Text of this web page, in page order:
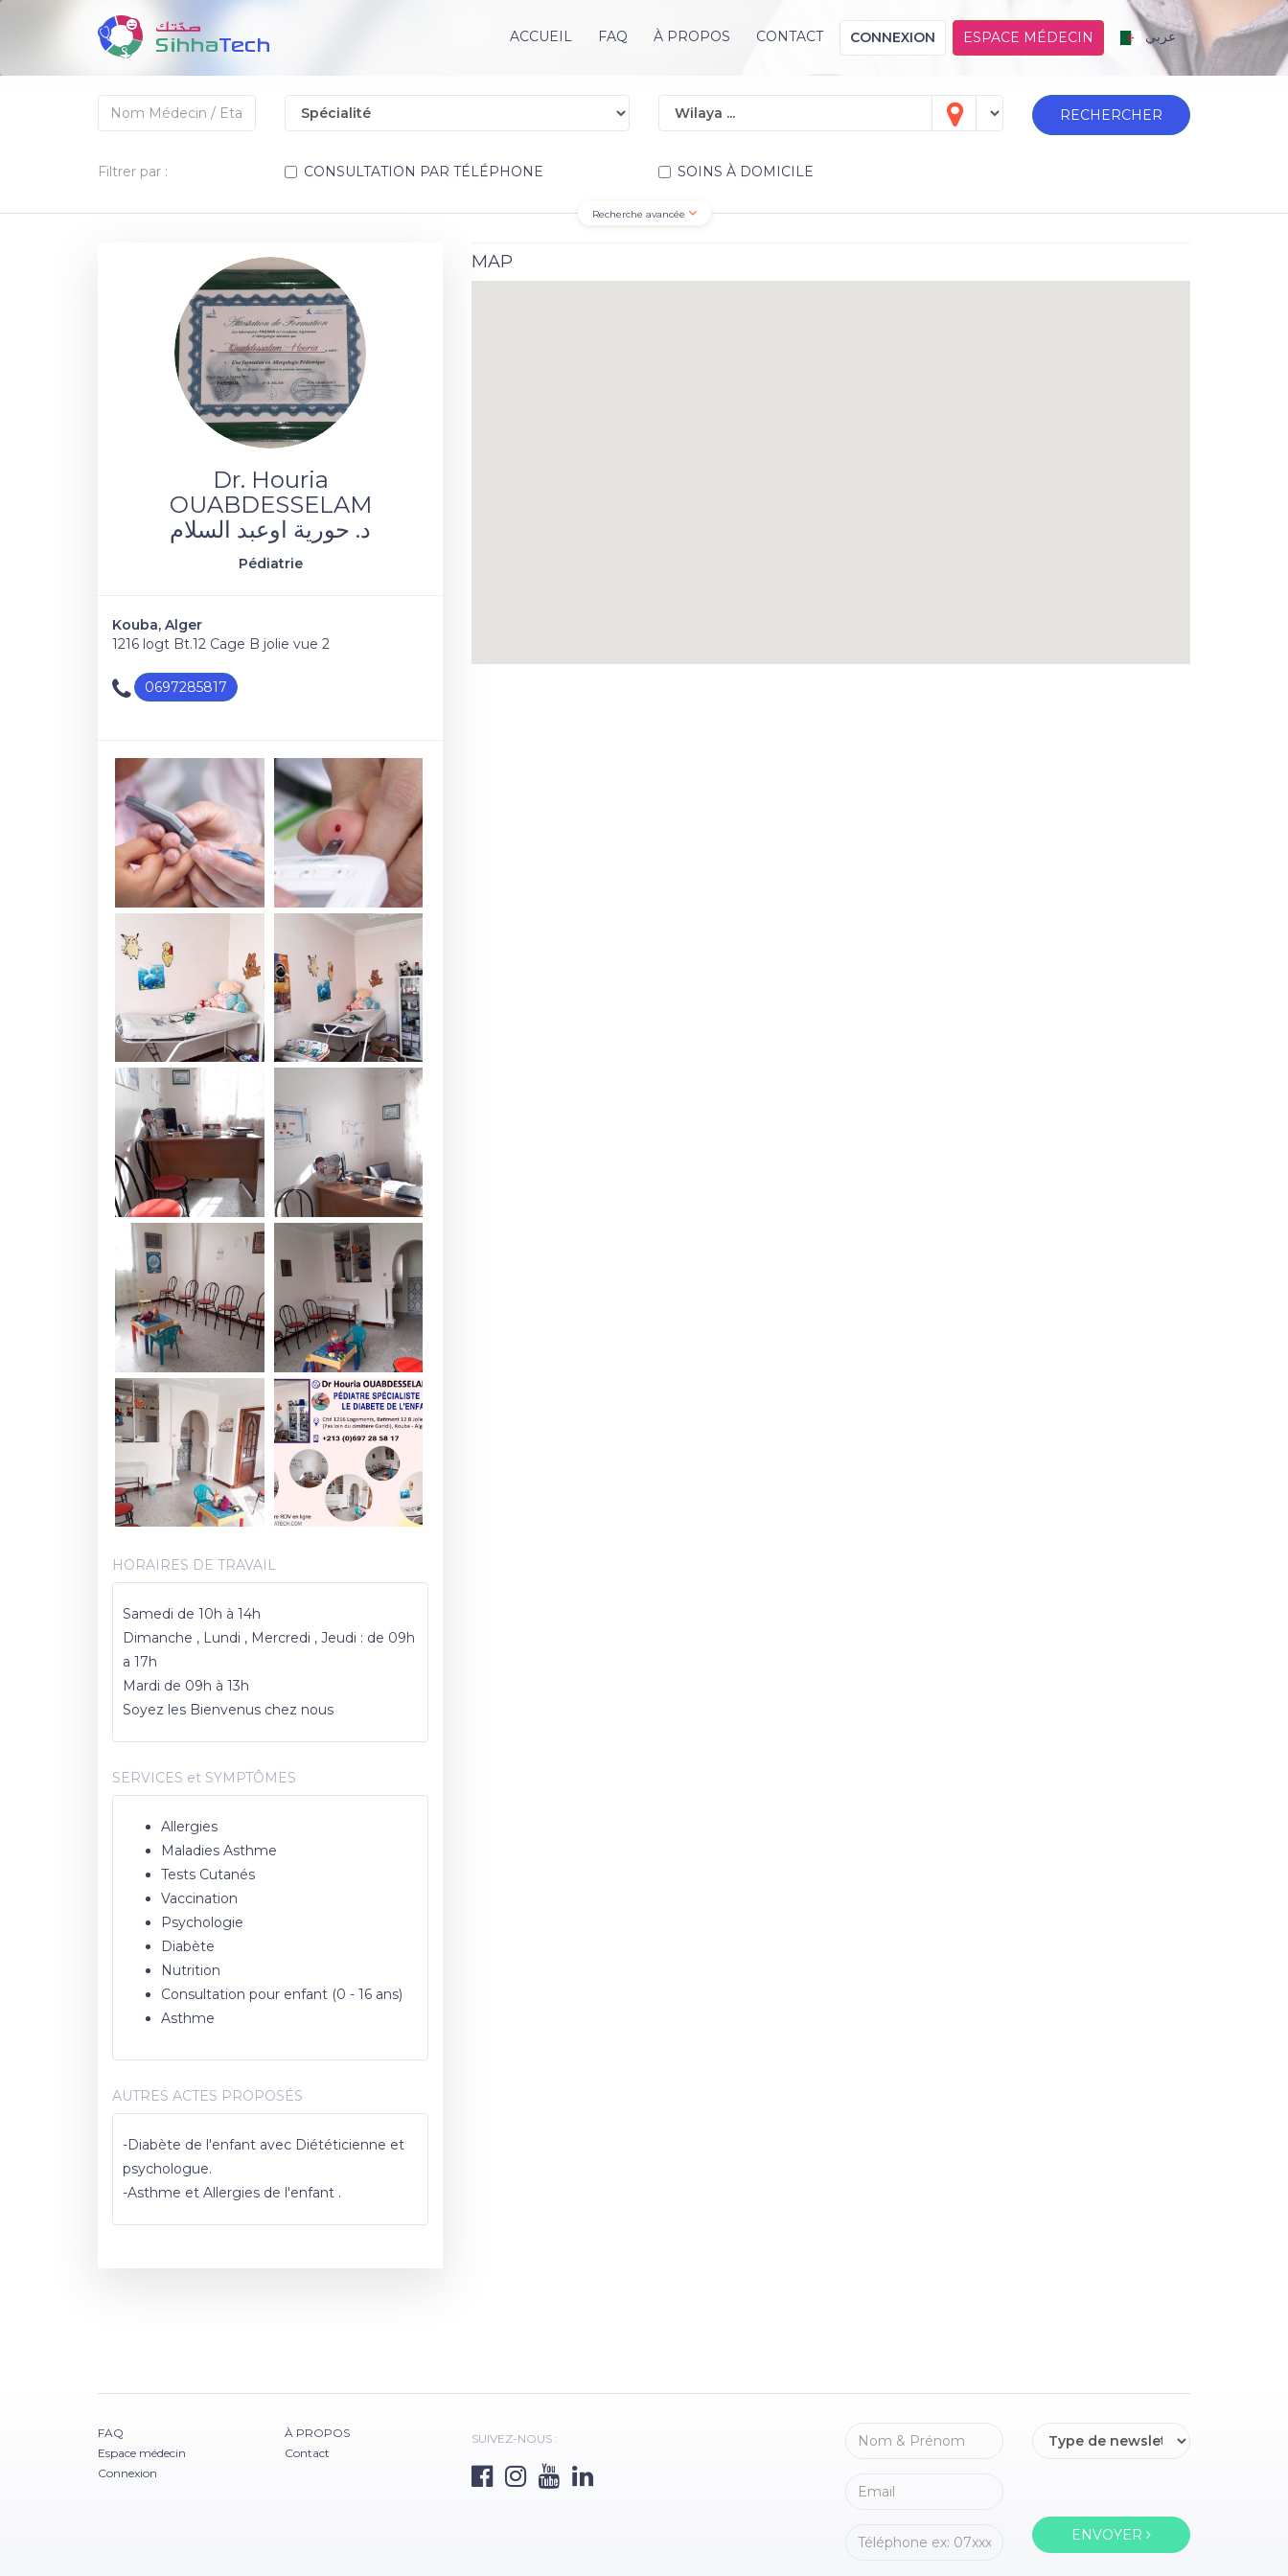
ACCUEIL FAQ À PROPOS CONTACT CONNEXION ESPACE MÉDECIN عربي
RECHERCHER
Filtrer par : CONSULTATION PAR TÉLÉPHONE SOINS À DOMICILE
Recherche avancée
Dr. Houria
OUABDESSELAM
د. حورية اوعبد السلام
Pédiatrie
Kouba, Alger
1216 logt Bt.12 Cage B jolie vue 2
0697285817
HORAIRES DE TRAVAIL
Samedi de 10h à 14h
Dimanche , Lundi , Mercredi , Jeudi : de 09h
a 17h
Mardi de 09h à 13h
Soyez les Bienvenus chez nous
SERVICES et SYMPTÔMES
Allergies
Maladies Asthme
Tests Cutanés
Vaccination
Psychologie
Diabète
Nutrition
Consultation pour enfant (0 - 16 ans)
Asthme
AUTRES ACTES PROPOSÉS
-Diabète de l'enfant avec Diététicienne et
psychologue.
-Asthme et Allergies de l'enfant .
MAP
FAQ
Espace médecin
Connexion
À PROPOS
Contact
SUIVEZ-NOUS :
ENVOYER